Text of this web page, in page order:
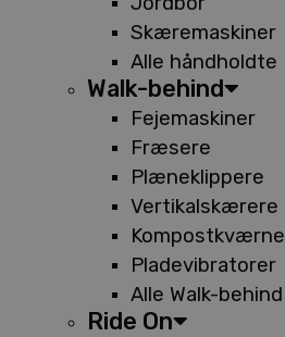
Skæremaskiner
Alle håndholdte
Walk-behind
Fejemaskiner
Fræsere
Plæneklippere
Vertikalskærere
Kompostkværne
Pladevibratorer
Alle Walk-behind
Ride On